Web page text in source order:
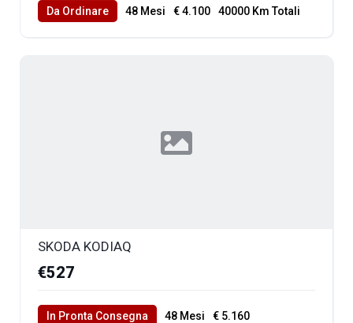
Da Ordinare 48 Mesi € 4.100 40000 Km Totali
SKODA KODIAQ
€527
In Pronta Consegna 48 Mesi
€ 5.160